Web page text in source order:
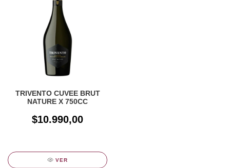
TRIVENTO CUVEE BRUT
NATURE X 750CC
$10.990,00
VER